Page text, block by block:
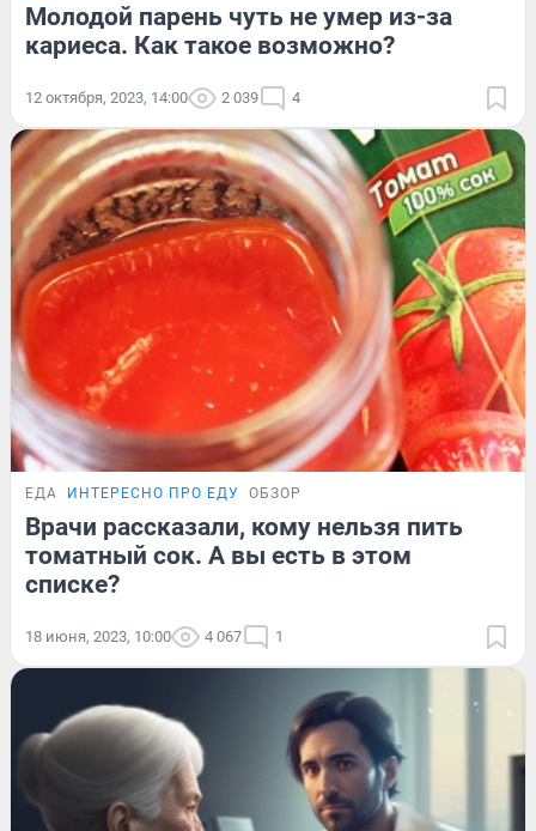
Молодой парень чуть не умер из-за
кариеса. Как такое возможно?
12 октября, 2023, 14:00 2 039 4
ЕДА ИНТЕРЕСНО ПРО ЕДУ ОБЗОР
Врачи рассказали, кому нельзя пить
томатный сок. А вы есть в этом
списке?
18 июня, 2023, 10:00 4 067 1